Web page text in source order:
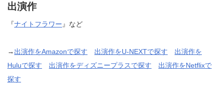
出演作
『ナイトフラワー 』など
→ 出演作をAmazonで探す 出演作をU-NEXTで探す
出演作を
Huluで探す
出演作をディズニープラスで探す
出演作をNetflixで
探す